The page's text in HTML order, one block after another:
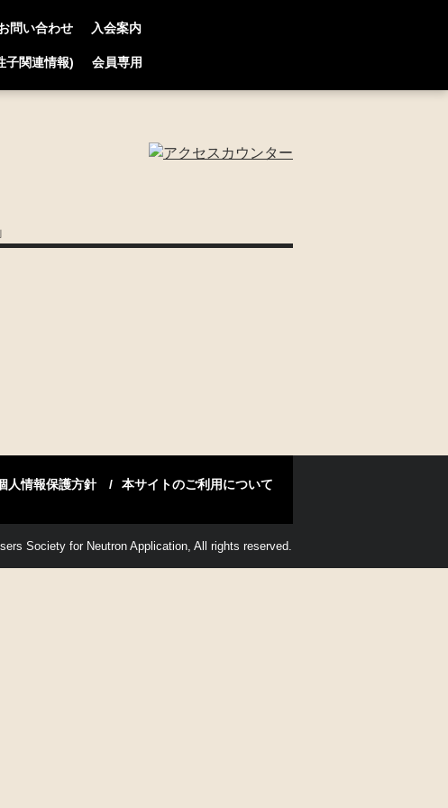
問い合わせ 入会案内
子関連情報) 会員専用
人情報保護方針 本サイトのご利用について
Society for Neutron Application, All rights reserved.